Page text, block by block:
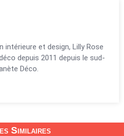
intérieure et design, Lilly Rose
depuis 2011 depuis le sud-
Déco.
Similaires